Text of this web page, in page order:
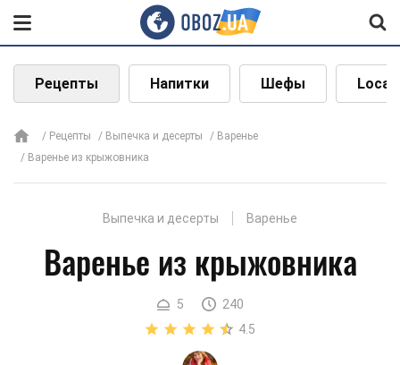
Рецепты Напитки Шефы Local
Рецепты Выпечка и десерты
Варенье
Варенье из крыжовника
Выпечка и десерты Варенье
Варенье из крыжовника
5
240
4.5